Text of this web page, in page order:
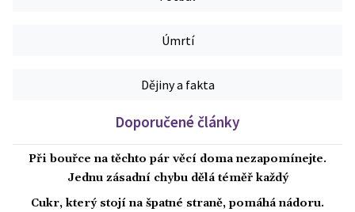
Úmrtí
Dějiny a fakta
Doporučené články
Při bouřce na těchto pár věcí doma nezapomínejte.
Jednu zásadní chybu dělá téměř každý
Cukr, který stojí na špatné straně, pomáhá nádoru.